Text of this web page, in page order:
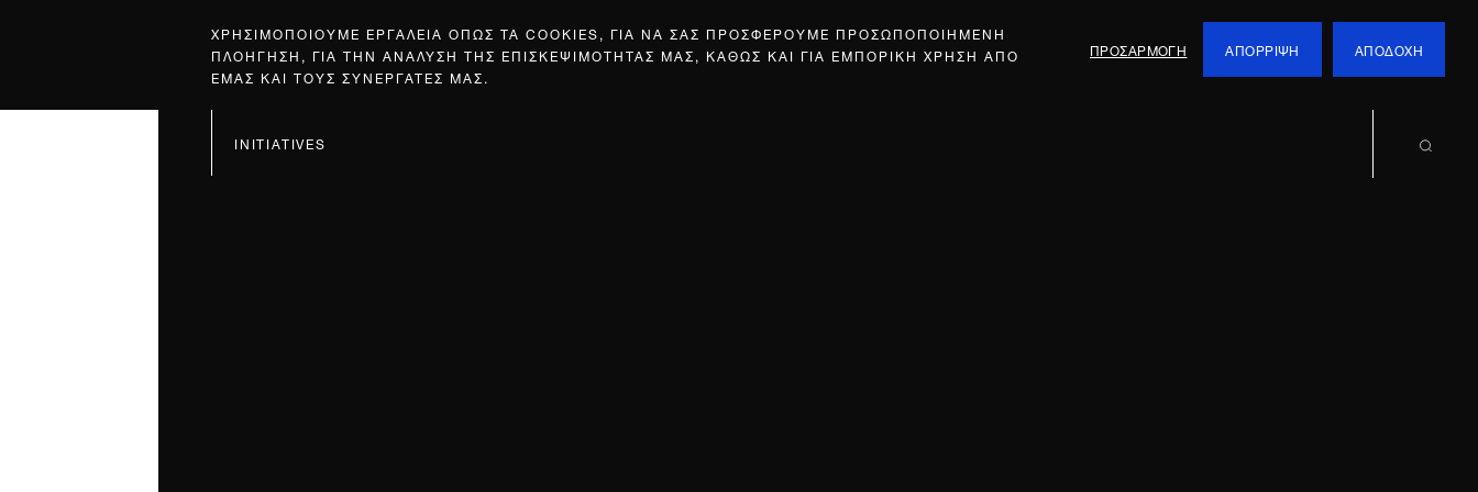
ΧΡΗΣΙΜΟΠΟΙΟΥΜΕ ΕΡΓΑΛΕΙΑ ΟΠΩΣ ΤΑ COOKIES, ΓΙΑ ΝΑ ΣΑΣ ΠΡΟΣΦΕΡΟΥΜΕ ΠΡΟΣΩΠΟΠΟΙΗΜΕΝΗ
ΠΛΟΗΓΗΣΗ, ΓΙΑ ΤΗΝ ΑΝΑΛΥΣΗ ΤΗΣ ΕΠΙΣΚΕΨΙΜΟΤΗΤΑΣ ΜΑΣ, ΚΑΘΩΣ ΚΑΙ ΓΙΑ ΕΜΠΟΡΙΚΗ ΧΡΗΣΗ ΑΠΟ
ΕΜΑΣ ΚΑΙ ΤΟΥΣ ΣΥΝΕΡΓΑΤΕΣ ΜΑΣ.
ΠΡΟΣΑΡΜΟΓΗ ΑΠΟΡΡΙΨΗ ΑΠΟΔΟΧΗ
INITIATIVES